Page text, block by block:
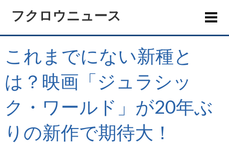
フクロウニュース
これまでにない新種と
は？映画「ジュラシッ
ク・ワールド」が20年ぶ
りの新作で期待大！